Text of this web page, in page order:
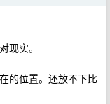
现实。
的位置。还放不下比